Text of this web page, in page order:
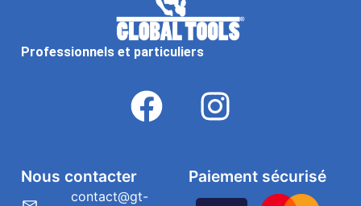
Professionnels et particuliers
Paiement sécurisé
Nous contacter
contact@gt-